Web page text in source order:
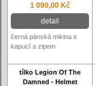
1 090,00 Kč
detail
černá pánská mikina s
kapucí a zipem
tílko Legion Of The
Damned - Helmet